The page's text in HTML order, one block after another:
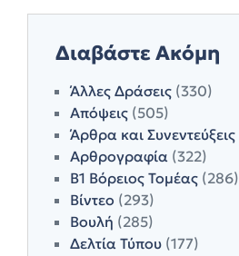
Διαβάστε Ακόμη
Άλλες Δράσεις (330)
Απόψεις (505)
Άρθρα και Συνεντεύξεις
Αρθρογραφία (322)
Β1 Βόρειος Τομέας (286)
Βίντεο (293)
Βουλή (285)
Δελτία Τύπου (177)